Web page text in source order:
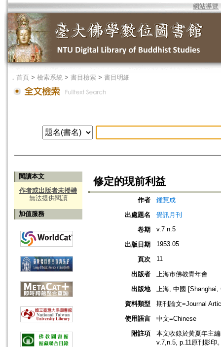
網站導覽
． 首頁 > 檢索系統 > 書目檢索 > 書目明細
閱讀本文
作者或出版者未授權
無法提供閱讀
加值服務
修定的現前利益
作者
鍾慧成
出處題名
覺訊月刊
卷期
v.7 n.5
出版日期 1953.05
頁次 11
出版者
上海市佛教青年會
出版地
上海, 中國 [Shanghai,
資料類型
期刊論文=Journal
使用語言
中文=Chinese
附註項
本文收錄於黃夏年主
v.7,n.5, p.11原刊影印